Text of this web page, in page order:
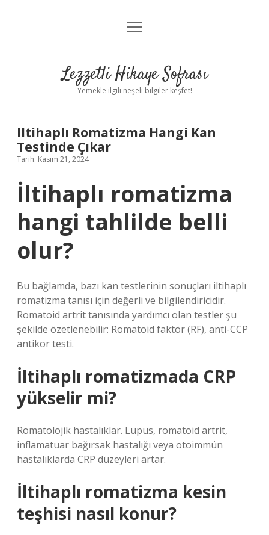
Anasayfa
Yasal Uyarı
menüyü
Lezzetli Hikaye Sofrası
Yemekle ilgili neşeli bilgiler keşfet!
Iltihaplı Romatizma Hangi Kan
Testinde Çıkar
Tarih: Kasım 21, 2024
İltihaplı romatizma
hangi tahlilde belli
olur?
Bu bağlamda, bazı kan testlerinin sonuçları iltihaplı
romatizma tanısı için değerli ve bilgilendiricidir.
Romatoid artrit tanısında yardımcı olan testler şu
şekilde özetlenebilir: Romatoid faktör (RF), anti-CCP
antikor testi.
İltihaplı romatizmada CRP
yükselir mi?
Romatolojik hastalıklar. Lupus, romatoid artrit,
inflamatuar bağırsak hastalığı veya otoimmün
hastalıklarda CRP düzeyleri artar.
İltihaplı romatizma kesin
teşhisi nasıl konur?